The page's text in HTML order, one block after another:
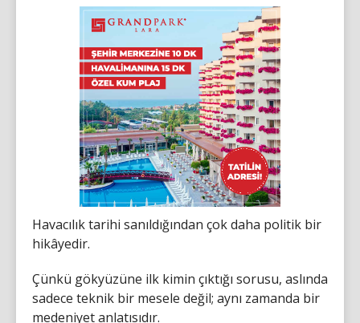
Havacılık tarihi sanıldığından çok daha politik bir
hikâyedir.
Çünkü gökyüzüne ilk kimin çıktığı sorusu, aslında
sadece teknik bir mesele değil; aynı zamanda bir
medeniyet anlatısıdır.